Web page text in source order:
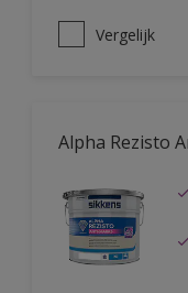
Vergelijk
Alpha Rezisto